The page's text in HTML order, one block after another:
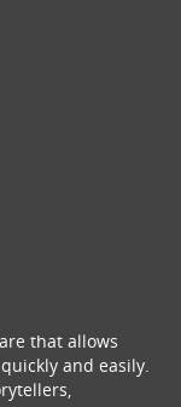
that allows
and easily.